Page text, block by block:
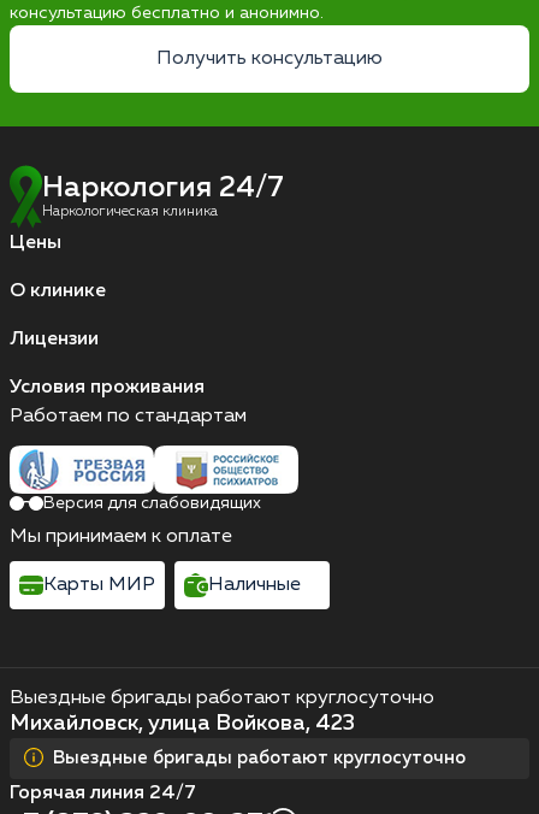
консультацию бесплатно и анонимно.
Получить консультацию
Наркология 24/7
Наркологическая клиника
Цены
О клинике
Лицензии
Условия проживания
Выездные бригады работают круглосуточно
Михайловск, улица Войкова, 423
Выездные бригады работают круглосуточно
Горячая линия 24/7
Работаем по стандартам
Версия для слабовидящих
Мы принимаем к оплате
Карты МИР Наличные